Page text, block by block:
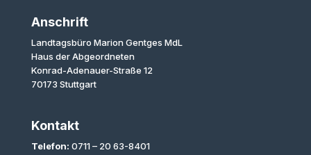
Anschrift
Landtagsbüro Marion Gentges MdL
Haus der Abgeordneten
Konrad-Adenauer-Straße 12
70173 Stuttgart
Kontakt
Telefon: 0711 – 20 63-8401